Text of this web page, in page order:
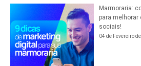
Marmoraria:
para melhorar
sociais!
04 de Fevereiro